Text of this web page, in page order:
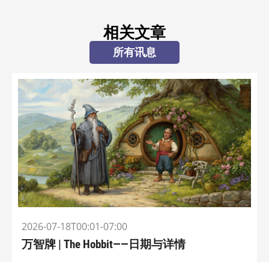
相关文章
所有讯息
2026-07-18T00:01-07:00
万智牌 | The Hobbit——日期与详情